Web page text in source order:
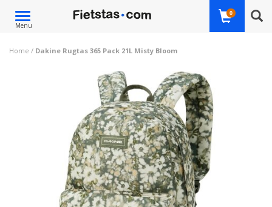
Toggle
navigation
Menu
0
Home / Dakine Rugtas 365 Pack 21L Misty Bloom